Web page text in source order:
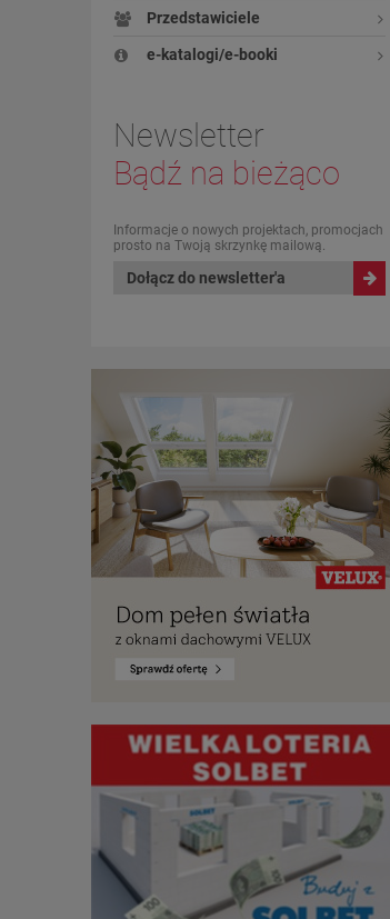
Przedstawiciele
e-katalogi/e-booki
Newsletter
Bądź na bieżąco
Informacje o nowych projektach, promocjach
prosto na Twoją skrzynkę mailową.
Dołącz do newsletter'a